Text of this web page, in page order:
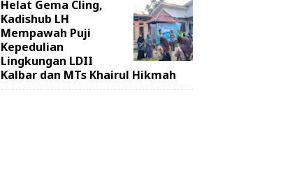
Helat Gema Cling,
Kadishub LH
Mempawah Puji
Kepedulian
Lingkungan LDII
Kalbar dan MTs Khairul Hikmah